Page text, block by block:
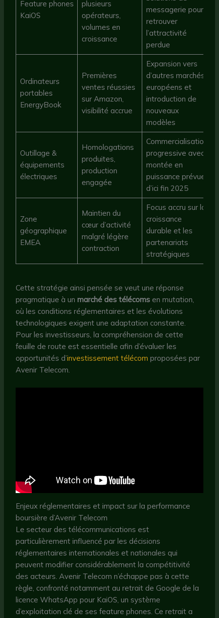
Feature phones
KaiOS
plusieurs
opérateurs,
volumes en
croissance
messagerie pour
retrouver
l’attractivité
perdue
Ordinateurs
portables
EnergyBook
Premières
ventes réussies
sur Amazon,
visibilité accrue
Expansion vers
d’autres marchés
européens et
introduction de
nouveaux
modèles
Outillage &
équipements
électriques
Homologations
produites,
production
engagée
Commercialisation
progressive avec
montée en
puissance prévue
d’ici fin 2025
Zone
géographique
EMEA
Maintien du
cœur d’activité
malgré légère
contraction
Focus accru sur la
croissance
durable et les
partenariats
stratégiques
Cette stratégie ainsi pensée se veut une réponse
pragmatique à unmarché des télécoms en mutation,
où les conditions réglementaires et les évolutions
technologiques exigent une adaptation constante.
Pour les investisseurs, la compréhension de cette
feuille de route est essentielle afin d’évaluer les
opportunités d’investissement télécom proposées par
Avenir Telecom.
Enjeux réglementaires et impact sur la performance
boursière d’Avenir Telecom
Le secteur des télécommunications est
particulièrement influencé par les décisions
réglementaires internationales et nationales qui
peuvent modifier considérablement la compétitivité
des acteurs. Avenir Telecom n’échappe pas à cette
règle, confronté notamment au retrait de Google de la
licence WhatsApp pour KaiOS, un système
d’exploitation clé de ses feature phones. Ce retrait a